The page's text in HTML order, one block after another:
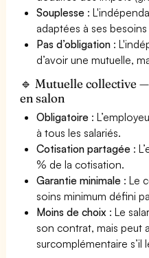
Souplesse :
adaptées à ses
Pas d’obligation :
d’avoir une mutuelle,
🔹 Mutuelle collective
en salon
Obligatoire :
à tous les salariés.
Cotisation partagée :
% de la cotisation.
Garantie minimale : Le
soins minimum défini
Moins de choix : Le
son contrat, mais peut
surcomplémentaire s’il